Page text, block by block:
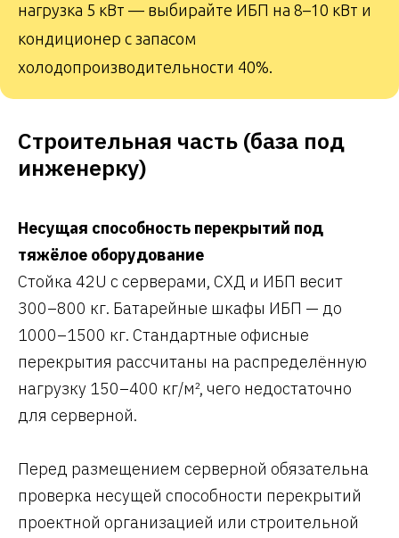
нагрузка 5 кВт — выбирайте ИБП на 8–10 кВт и
кондиционер с запасом
холодопроизводительности 40%.
Строительная часть (база под
инженерку)
Несущая способность перекрытий под
тяжёлое оборудование
Стойка 42U с серверами, СХД и ИБП весит
300–800 кг. Батарейные шкафы ИБП — до
1000–1500 кг. Стандартные офисные
перекрытия рассчитаны на распределённую
нагрузку 150–400 кг/м², чего недостаточно
для серверной.
Перед размещением серверной обязательна
проверка несущей способности перекрытий
проектной организацией или строительной